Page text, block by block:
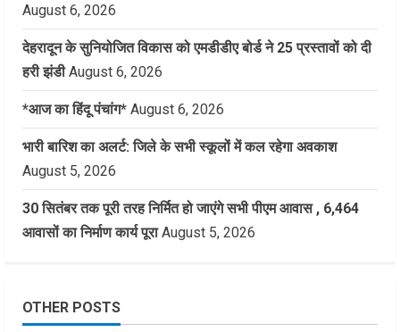
August 6, 2026
देहरादून के सुनियोजित विकास को एमडीडीए बोर्ड ने 25 प्रस्तावों को दी
हरी झंडी August 6, 2026
*आज का हिंदू पंचांग* August 6, 2026
भारी बारिश का अलर्ट: जिले के सभी स्कूलों में कल रहेगा अवकाश
August 5, 2026
30 सितंबर तक पूरी तरह निर्मित हो जाएंगे सभी पीएम आवास , 6,464
आवासों का निर्माण कार्य पूरा August 5, 2026
OTHER POSTS